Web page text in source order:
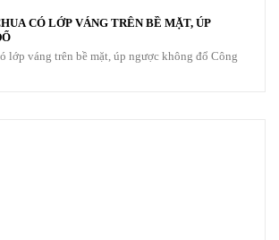
CÓ LỚP VÁNG TRÊN BỀ MẶT, ÚP
lớp váng trên bề mặt, úp ngược không đổ Công